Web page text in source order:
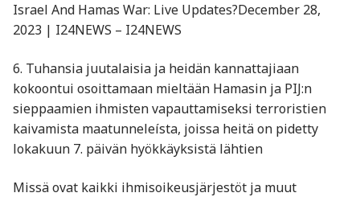
Israel And Hamas War: Live Updates?December 28,
2023 | I24NEWS – I24NEWS
6. Tuhansia juutalaisia ja heidän kannattajiaan
kokoontui osoittamaan mieltään Hamasin ja PIJ:n
sieppaamien ihmisten vapauttamiseksi terroristien
kaivamista maatunneleísta, joissa heitä on pidetty
lokakuun 7. päivän hyökkäyksistä lähtien
Missä ovat kaikki ihmisoikeusjärjestöt ja muut